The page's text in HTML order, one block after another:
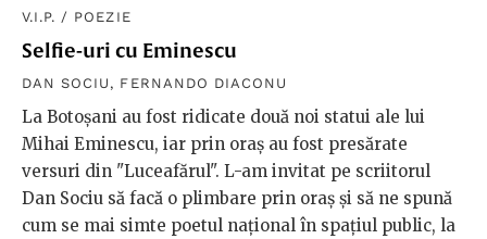
V.I.P. / POEZIE
Selfie-uri cu Eminescu
DAN SOCIU , FERNANDO DIACONU
La Botoșani au fost ridicate două noi statui ale lui
Mihai Eminescu, iar prin oraș au fost presărate
versuri din "Luceafărul". L-am invitat pe scriitorul
Dan Sociu să facă o plimbare prin oraș și să ne spună
cum se mai simte poetul național în spațiul public, la